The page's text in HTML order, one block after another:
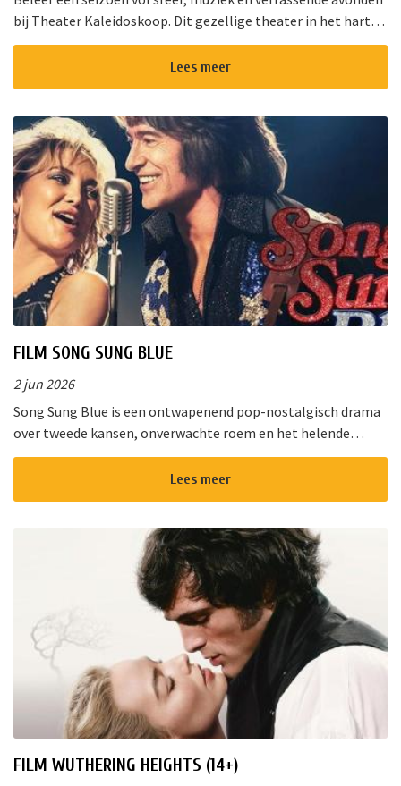
bij Theater Kaleidoskoop. Dit gezellige theater in het hart
van Nieuwkoop biedt een gevarieerd programma voor jong
Lees meer
FILM SONG SUNG BLUE
2 jun 2026
Song Sung Blue is een ontwapenend pop-nostalgisch drama
over tweede kansen, onverwachte roem en het helende
vermogen van muziek. Van de diepe gloed van “Cracklin&rsq...
Lees meer
FILM WUTHERING HEIGHTS (14+)